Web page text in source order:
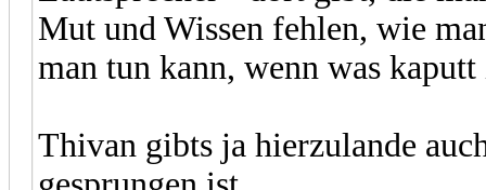
Mut und Wissen fehlen, wie
man tun kann, wenn was
Thivan gibts ja hierzulande